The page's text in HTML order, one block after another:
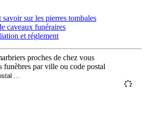
sur les pierres tombales
caveaux funéraires
et réglement
proches de chez vous
funèbres par ville ou code postal